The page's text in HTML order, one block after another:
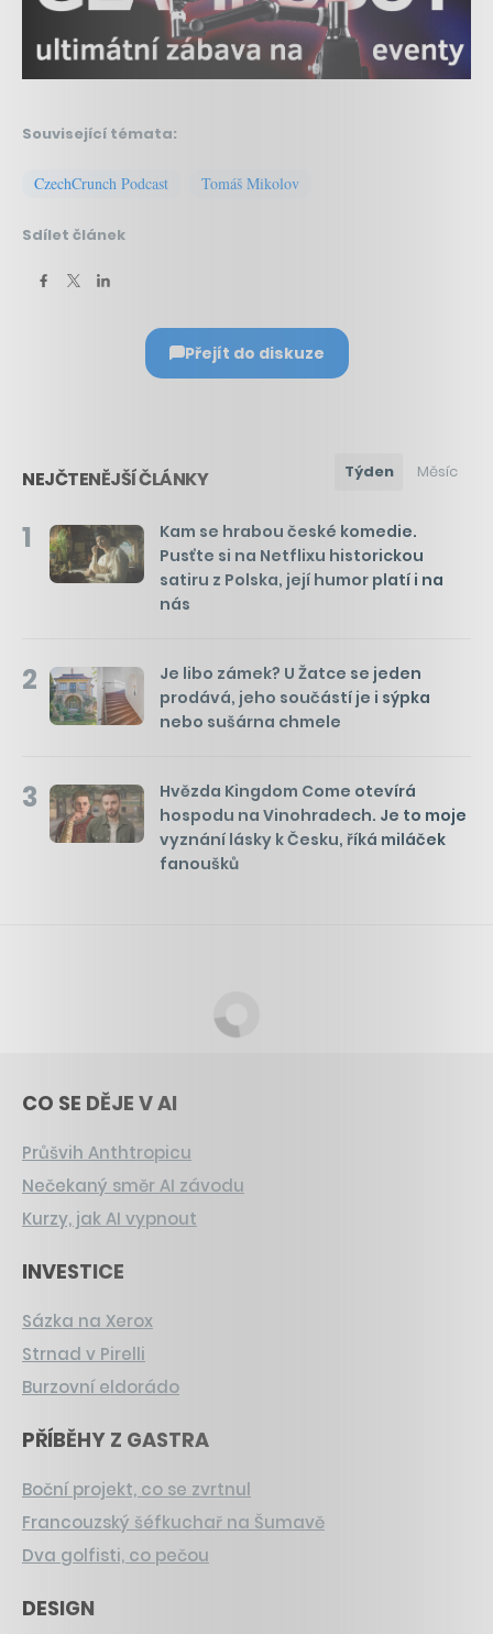
Související témata:
CzechCrunch Podcast Tomáš Mikolov
Sdílet článek
Přejít do diskuze
NEJČTENĚJŠÍ ČLÁNKY Týden Měsíc
1
Kam se hrabou české komedie.
Pusťte si na Netflixu historickou
satiru z Polska, její humor platí i na
nás
2
Je libo zámek? U Žatce se jeden
prodává, jeho součástí je i sýpka
nebo sušárna chmele
3
Hvězda Kingdom Come otevírá
hospodu na Vinohradech. Je to moje
vyznání lásky k Česku, říká miláček
fanoušků
CO SE DĚJE V AI
Průšvih Anthtropicu
Nečekaný směr AI závodu
Kurzy, jak AI vypnout
INVESTICE
Sázka na Xerox
Strnad v Pirelli
Burzovní eldorádo
PŘÍBĚHY Z GASTRA
Boční projekt, co se zvrtnul
Francouzský šéfkuchař na Šumavě
Dva golfisti, co pečou
DESIGN